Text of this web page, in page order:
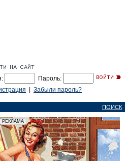
Пароль:
Забыли пароль?
ПОИСК